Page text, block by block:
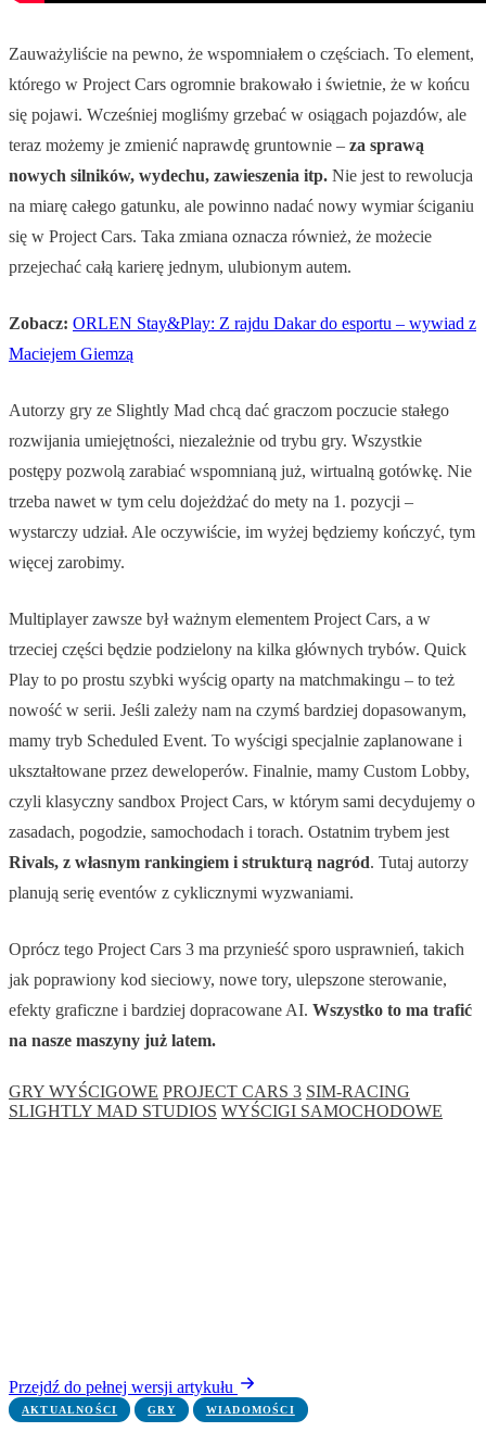
Zauważyliście na pewno, że wspomniałem o częściach. To element,
którego w Project Cars ogromnie brakowało i świetnie, że w końcu
się pojawi. Wcześniej mogliśmy grzebać w osiągach pojazdów, ale
teraz możemy je zmienić naprawdę gruntownie – za sprawą
nowych silników, wydechu, zawieszenia itp. Nie jest to rewolucja
na miarę całego gatunku, ale powinno nadać nowy wymiar ściganiu
się w Project Cars. Taka zmiana oznacza również, że możecie
przejechać całą karierę jednym, ulubionym autem.
Zobacz: ORLEN Stay&Play: Z rajdu Dakar do esportu – wywiad z
Maciejem Giemzą
Autorzy gry ze Slightly Mad chcą dać graczom poczucie stałego
rozwijania umiejętności, niezależnie od trybu gry. Wszystkie
postępy pozwolą zarabiać wspomnianą już, wirtualną gotówkę. Nie
trzeba nawet w tym celu dojeżdżać do mety na 1. pozycji –
wystarczy udział. Ale oczywiście, im wyżej będziemy kończyć, tym
więcej zarobimy.
Multiplayer zawsze był ważnym elementem Project Cars, a w
trzeciej części będzie podzielony na kilka głównych trybów. Quick
Play to po prostu szybki wyścig oparty na matchmakingu – to też
nowość w serii. Jeśli zależy nam na czymś bardziej dopasowanym,
mamy tryb Scheduled Event. To wyścigi specjalnie zaplanowane i
ukształtowane przez deweloperów. Finalnie, mamy Custom Lobby,
czyli klasyczny sandbox Project Cars, w którym sami decydujemy o
zasadach, pogodzie, samochodach i torach. Ostatnim trybem jest
Rivals, z własnym rankingiem i strukturą nagród. Tutaj autorzy
planują serię eventów z cyklicznymi wyzwaniami.
Oprócz tego Project Cars 3 ma przynieść sporo usprawnień, takich
jak poprawiony kod sieciowy, nowe tory, ulepszone sterowanie,
efekty graficzne i bardziej dopracowane AI. Wszystko to ma trafić
na nasze maszyny już latem.
GRY WYŚCIGOWE PROJECT CARS 3 SIM-RACING
SLIGHTLY MAD STUDIOS WYŚCIGI SAMOCHODOWE
Przejdź do pełnej wersji artykułu
AKTUALNOŚCI GRY WIADOMOŚCI